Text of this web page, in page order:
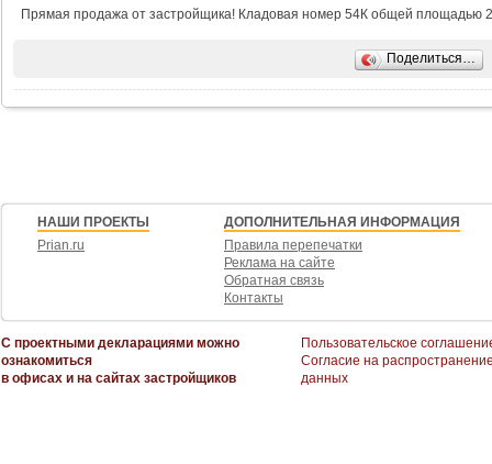
Прямая продажа от застройщика! Кладовая номер 54К общей площадью
Поделиться…
НАШИ ПРОЕКТЫ
Prian.ru
ДОПОЛНИТЕЛЬНАЯ ИНФОРМАЦИЯ
Правила перепечатки
Реклама на сайте
Обратная связь
Контакты
С проектными декларациями можно
ознакомиться
в офисах и на сайтах застройщиков
Пользовательское
Согласие на
данных